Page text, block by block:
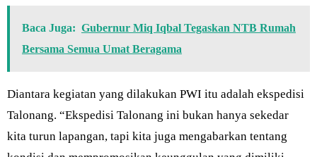
Baca Juga: Gubernur Miq Iqbal Tegaskan NTB Rumah
Bersama Semua Umat Beragama
Diantara kegiatan yang dilakukan PWI itu adalah ekspedisi
Talonang. “Ekspedisi Talonang ini bukan hanya sekedar
kita turun lapangan, tapi kita juga mengabarkan tentang